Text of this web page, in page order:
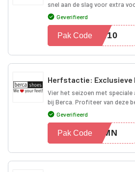
snel aan de slag voor extra
Geverifieerd
ER10
Pak Code
Herfstactie: Exclusieve
Vier het seizoen met speciale
bij Berca. Profiteer van deze
Geverifieerd
TUMN
Pak Code